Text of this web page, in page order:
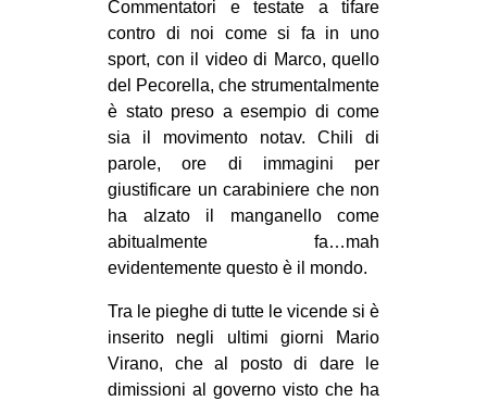
Commentatori e testate a tifare
contro di noi come si fa in uno
sport, con il video di Marco, quello
del Pecorella, che strumentalmente
è stato preso a esempio di come
sia il movimento notav. Chili di
parole, ore di immagini per
giustificare un carabiniere che non
ha alzato il manganello come
abitualmente fa…mah
evidentemente questo è il mondo.
Tra le pieghe di tutte le vicende si è
inserito negli ultimi giorni Mario
Virano, che al posto di dare le
dimissioni al governo visto che ha